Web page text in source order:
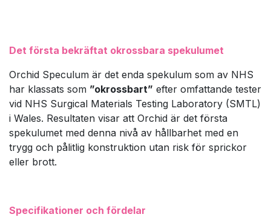
Det första bekräftat okrossbara spekulumet
Orchid Speculum är det enda spekulum som av NHS
har klassats som ”okrossbart” efter omfattande tester
vid NHS Surgical Materials Testing Laboratory (SMTL)
i Wales. Resultaten visar att Orchid är det första
spekulumet med denna nivå av hållbarhet med en
trygg och pålitlig konstruktion utan risk för sprickor
eller brott.
Specifikationer och fördelar